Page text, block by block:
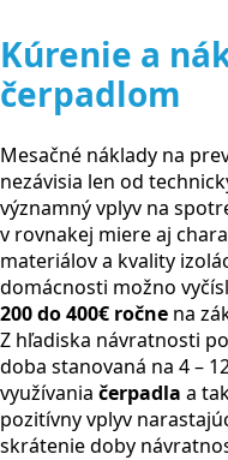
Kúrenie a
čerpadlom
Mesačné náklady na
nezávisia len od
významný vplyv na
v rovnakej miere aj
materiálov a kvality
domácnosti možno
200 do 400€ ročne na
Z hľadiska návratnosti
doba stanovaná na 4 –
využívania čerpadla a
pozitívny vplyv
skrátenie doby